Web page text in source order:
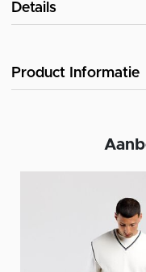
Details
Product Informatie